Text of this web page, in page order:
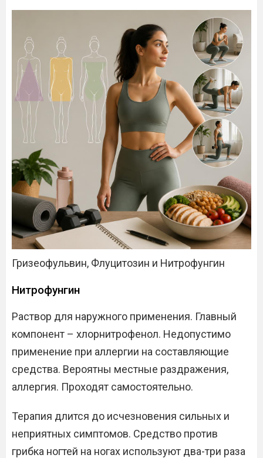
Гризеофульвин, Флуцитозин и Нитрофунгин
Нитрофунгин
Раствор для наружного применения. Главный
компонент – хлорнитрофенол. Недопустимо
применение при аллергии на составляющие
средства. Вероятны местные раздражения,
аллергия. Проходят самостоятельно.
Терапия длится до исчезновения сильных и
неприятных симптомов. Средство против
грибка ногтей на ногах используют два-три раза